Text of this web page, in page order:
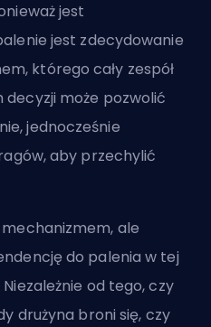
jest
jest zdecydowanie
którego cały zespół
może pozwolić
jednocześnie
, aby przechylić
ale
do palenia w tej
od tego, czy
drużyna broni się, czy